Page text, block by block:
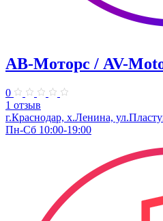
АВ-Моторс / AV-
0
1 отзыв
г.Краснодар, х.Ленина,
Пн-Сб 10:00-19:00